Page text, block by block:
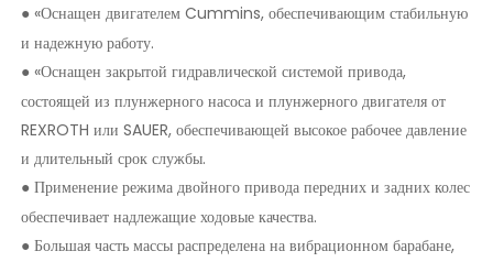
● «Оснащен двигателем Cummins, обеспечивающим стабильную
и надежную работу.
● «Оснащен закрытой гидравлической системой привода,
состоящей из плунжерного насоса и плунжерного двигателя от
REXROTH или SAUER, обеспечивающей высокое рабочее давление
и длительный срок службы.
● Применение режима двойного привода передних и задних колес
обеспечивает надлежащие ходовые качества.
● Большая часть массы распределена на вибрационном барабане,